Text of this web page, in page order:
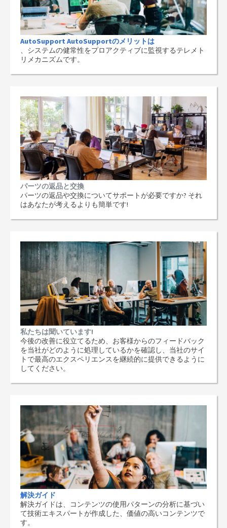
AutoSupport AutoSupportのメリットは
、システムの健常性をプロアクティブに監視するテレメト
リメカニズムです。
パーツの返品と交換
パーツの返品や交換についてサポートが必要ですか? それ
はあなたが考えるよりも簡単です!
私たちは聞いています!
今後の改善に役立てるため、お客様からのフィードバック
を当社がどのように処理しているかを確認し、当社のサイ
トで最高のエクスペリエンスを継続的に提供できるように
してください。
解決ガイド
解決ガイドは、コンテンツの使用パターンの分析に基づい
て技術エキスパートが作成した、価値の高いコンテンツで
す。